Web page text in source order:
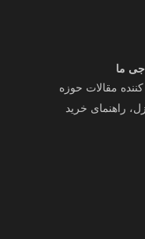
ما
مقالات حوزه
راهنمای خرید